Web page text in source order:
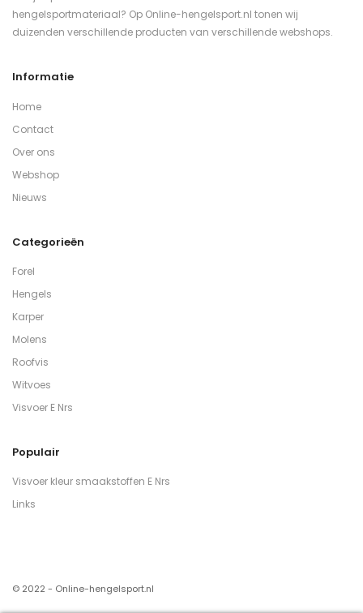
hengelsportmateriaal? Op Online-hengelsport.nl tonen wij
duizenden verschillende producten van verschillende webshops.
Informatie
Home
Contact
Over ons
Webshop
Nieuws
Categorieën
Forel
Hengels
Karper
Molens
Roofvis
Witvoes
Visvoer E Nrs
Populair
Visvoer kleur smaakstoffen E Nrs
Links
© 2022 - Online-hengelsport.nl